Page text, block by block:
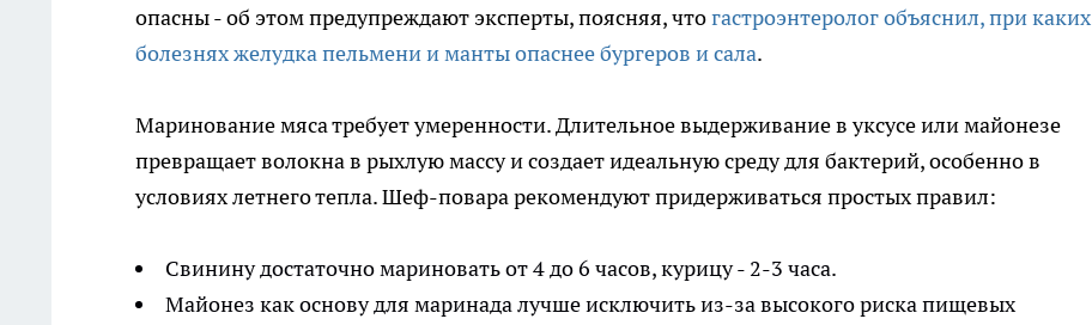
опасны - об этом предупреждают эксперты, поясняя, чтогастроэнтеролог объяснил, при каких
болезнях желудка пельмени и манты опаснее бургеров и сала.
Маринование мяса требует умеренности. Длительное выдерживание в уксусе или майонезе
превращает волокна в рыхлую массу и создает идеальную среду для бактерий, особенно в
условиях летнего тепла. Шеф-повара рекомендуют придерживаться простых правил:
Свинину достаточно мариновать от 4 до 6 часов, курицу - 2-3 часа.
Майонез как основу для маринада лучше исключить из-за высокого риска пищевых